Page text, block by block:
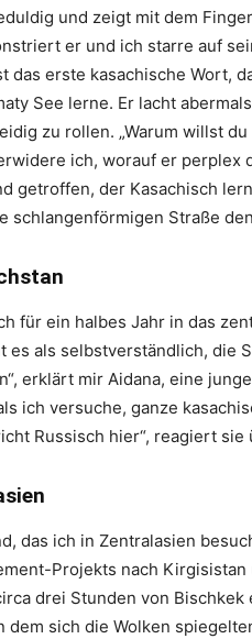
und zeigt mit dem
er und ich starre auf
das erste kasachische Wort,
See lerne. Er lacht
zu rollen. „Warum willst
ich, worauf er perplex
getroffen, der Kasachisch
schlangenförmigen Straße
für ein halbes Jahr in das
es als selbstverständlich, die
erklärt mir Aidana, eine
ich versuche, ganze
Russisch hier“, reagiert
das ich in Zentralasien
Projekts nach
drei Stunden von
dem sich die Wolken